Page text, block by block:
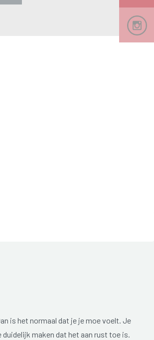
is het normaal dat je je moe voelt. Je
duidelijk maken dat het aan rust toe is.